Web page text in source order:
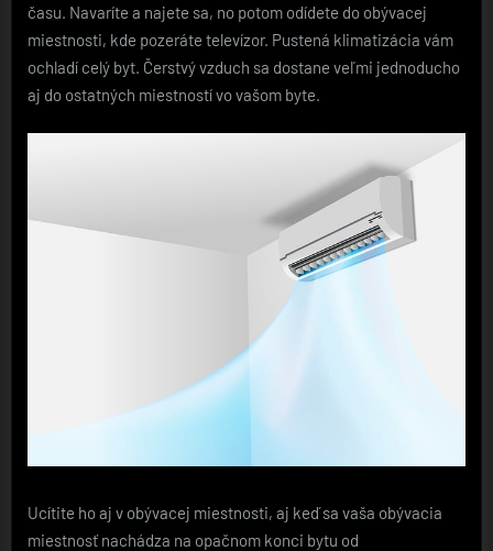
času. Navaríte a najete sa, no potom odídete do obývacej
miestnosti, kde pozeráte televízor. Pustená klimatizácia vám
ochladí celý byt. Čerstvý vzduch sa dostane veľmi jednoducho
aj do ostatných miestností vo vašom byte.
Ucítite ho aj v obývacej miestnosti, aj keď sa vaša obývacia
miestnosť nachádza na opačnom konci bytu od